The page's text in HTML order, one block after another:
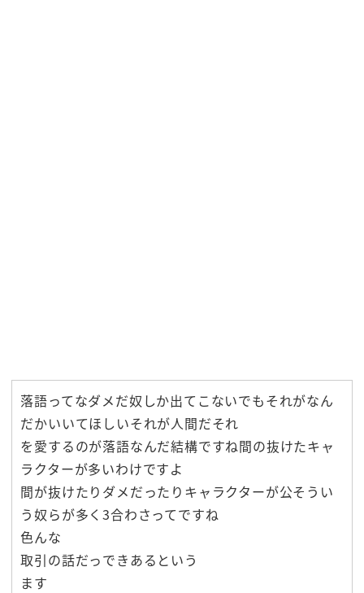
落語ってなダメだ奴しか出てこないでもそれがなん
だかいいてほしいそれが人間だそれ
を愛するのが落語なんだ結構ですね間の抜けたキャ
ラクターが多いわけですよ
間が抜けたりダメだったりキャラクターが公そうい
う奴らが多く3合わさってですね
色んな
取引の話だっできあるという
ます